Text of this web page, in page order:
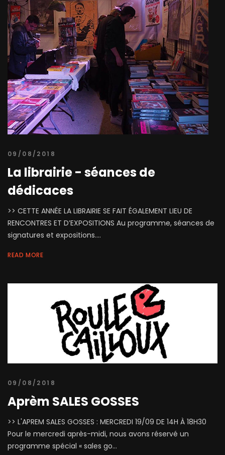
09/08/2018
La librairie - séances de
dédicaces
>> CETTE ANNÉE LA LIBRAIRIE SE FAIT ÉGALEMENT LIEU DE
RENCONTRES ET D’EXPOSITIONS Au programme, séances de
signatures et expositions....
READ MORE
09/08/2018
Aprèm SALES GOSSES
>> L'APREM SALES GOSSES : MERCREDI 19/09 DE 14H À 18H30
Pour le mercredi après-midi, nous avons réservé un
programme spécial « sales go...